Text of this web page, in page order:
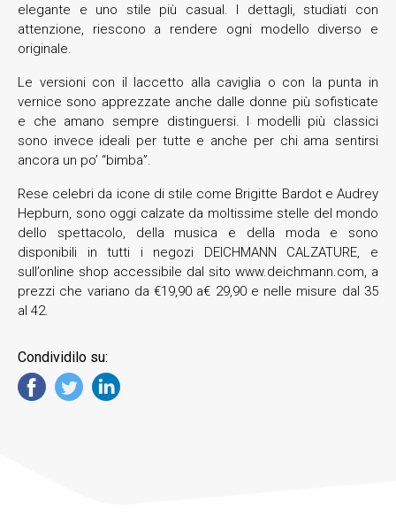
elegante e uno stile più casual. I dettagli, studiati con
attenzione, riescono a rendere ogni modello diverso e
originale.
Le versioni con il laccetto alla caviglia o con la punta in
vernice sono apprezzate anche dalle donne più sofisticate
e che amano sempre distinguersi. I modelli più classici
sono invece ideali per tutte e anche per chi ama sentirsi
ancora un po’ “bimba”.
Rese celebri da icone di stile come Brigitte Bardot e Audrey
Hepburn, sono oggi calzate da moltissime stelle del mondo
dello spettacolo, della musica e della moda e sono
disponibili in tutti i negozi DEICHMANN CALZATURE, e
sull’online shop accessibile dal sito www.deichmann.com, a
prezzi che variano da €19,90 a€ 29,90 e nelle misure dal 35
al 42.
Condividilo su: